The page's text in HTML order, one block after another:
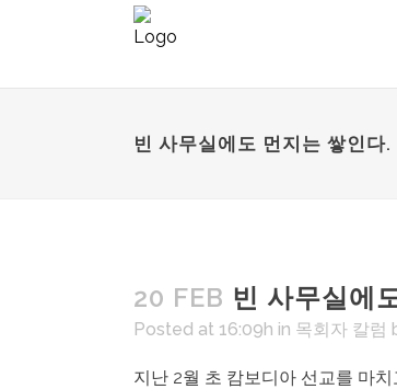
빈 사무실에도 먼지는 쌓인
20 FEB 빈 사무실에
Posted at 16:09h in 목회자 칼럼
지난 2월 초 캄보디아 선교를 마